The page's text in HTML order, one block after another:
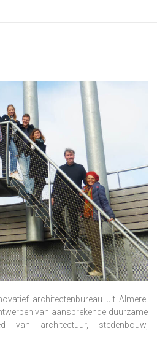
architectenbureau uit Almere.
van aansprekende duurzame
van architectuur, stedenbouw,